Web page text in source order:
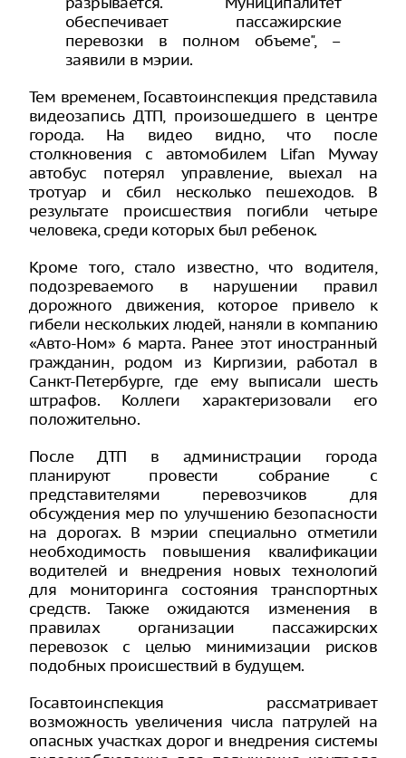
обеспечивает пассажирские
перевозки в полном объеме", –
заявили в мэрии.
Тем временем, Госавтоинспекция представила
видеозапись ДТП, произошедшего в центре
города. На видео видно, что после
столкновения с автомобилем Lifan Myway
автобус потерял управление, выехал на
тротуар и сбил несколько пешеходов. В
результате происшествия погибли четыре
человека, среди которых был ребенок.
Кроме того, стало известно, что водителя,
подозреваемого в нарушении правил
дорожного движения, которое привело к
гибели нескольких людей, наняли в компанию
«Авто-Ном» 6 марта. Ранее этот иностранный
гражданин, родом из Киргизии, работал в
Санкт-Петербурге, где ему выписали шесть
штрафов. Коллеги характеризовали его
положительно.
После ДТП в администрации города
планируют провести собрание с
представителями перевозчиков для
обсуждения мер по улучшению безопасности
на дорогах. В мэрии специально отметили
необходимость повышения квалификации
водителей и внедрения новых технологий
для мониторинга состояния транспортных
средств. Также ожидаются изменения в
правилах организации пассажирских
перевозок с целью минимизации рисков
подобных происшествий в будущем.
Госавтоинспекция рассматривает
возможность увеличения числа патрулей на
опасных участках дорог и внедрения системы